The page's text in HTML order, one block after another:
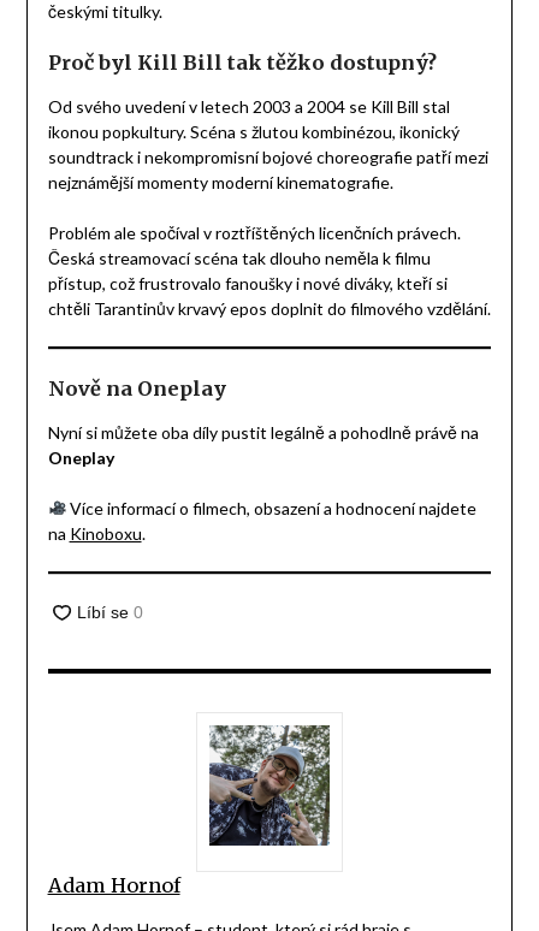
českými titulky.
Proč byl Kill Bill tak těžko dostupný?
Od svého uvedení v letech 2003 a 2004 se Kill Bill stal
ikonou popkultury. Scéna s žlutou kombinézou, ikonický
soundtrack i nekompromisní bojové choreografie patří mezi
nejznámější momenty moderní kinematografie.
Problém ale spočíval v roztříštěných licenčních právech.
Česká streamovací scéna tak dlouho neměla k filmu
přístup, což frustrovalo fanoušky i nové diváky, kteří si
chtěli Tarantinův krvavý epos doplnit do filmového vzdělání.
Nově na Oneplay
Nyní si můžete oba díly pustit legálně a pohodlně právě na
Oneplay
Více informací o filmech, obsazení a hodnocení najdete
na Kinoboxu.
Adam Hornof